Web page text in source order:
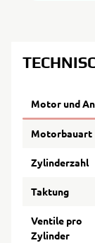
Motor und
Motorbauart
Zylinderzahl
Taktung
Ventile pro
Zylinder